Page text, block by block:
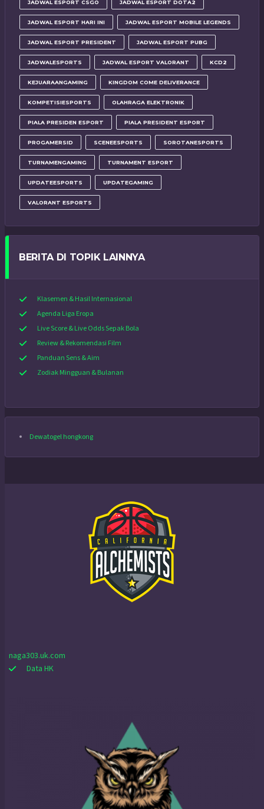
JADWAL ESPORT CSGO JADWAL ESPORT DOTA2
JADWAL ESPORT HARI INI JADWAL ESPORT MOBILE LEGENDS
JADWAL ESPORT PRESIDENT JADWAL ESPORT PUBG
JADWALESPORTS JADWAL ESPORT VALORANT KCD2
KEJUARAANGAMING KINGDOM COME DELIVERANCE
KOMPETISIESPORTS OLAHRAGA ELEKTRONIK
PIALA PRESIDEN ESPORT PIALA PRESIDENT ESPORT
PROGAMERSID SCENEESPORTS SOROTANESPORTS
TURNAMENGAMING TURNAMENT ESPORT
UPDATEESPORTS UPDATEGAMING
VALORANT ESPORTS
BERITA DI TOPIK LAINNYA
Klasemen & Hasil Internasional
Agenda Liga Eropa
Live Score & Live Odds Sepak Bola
Review & Rekomendasi Film
Panduan Sens & Aim
Zodiak Mingguan & Bulanan
Dewatogel hongkong
naga303.uk.com
Data HK